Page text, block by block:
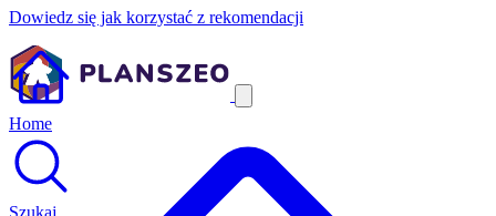
Dowiedz się jak korzystać z rekomendacji
Home
Szukaj